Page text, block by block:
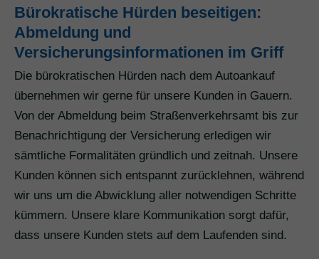
Bürokratische Hürden beseitigen:
Abmeldung und
Versicherungsinformationen im Griff
Die bürokratischen Hürden nach dem Autoankauf
übernehmen wir gerne für unsere Kunden in Gauern.
Von der Abmeldung beim Straßenverkehrsamt bis zur
Benachrichtigung der Versicherung erledigen wir
sämtliche Formalitäten gründlich und zeitnah. Unsere
Kunden können sich entspannt zurücklehnen, während
wir uns um die Abwicklung aller notwendigen Schritte
kümmern. Unsere klare Kommunikation sorgt dafür,
dass unsere Kunden stets auf dem Laufenden sind.